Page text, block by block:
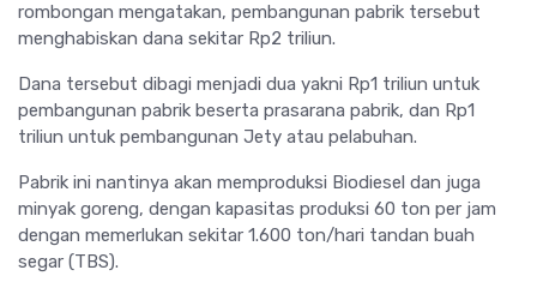
rombongan mengatakan, pembangunan pabrik tersebut
menghabiskan dana sekitar Rp2 triliun.
Dana tersebut dibagi menjadi dua yakni Rp1 triliun untuk
pembangunan pabrik beserta prasarana pabrik, dan Rp1
triliun untuk pembangunan Jety atau pelabuhan.
Pabrik ini nantinya akan memproduksi Biodiesel dan juga
minyak goreng, dengan kapasitas produksi 60 ton per jam
dengan memerlukan sekitar 1.600 ton/hari tandan buah
segar (TBS).